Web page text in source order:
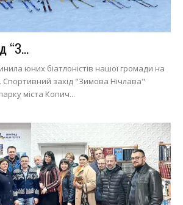
“З...
юних біатлоністів нашої громади на
захід "Зимова Нічлава"
міста Копич...